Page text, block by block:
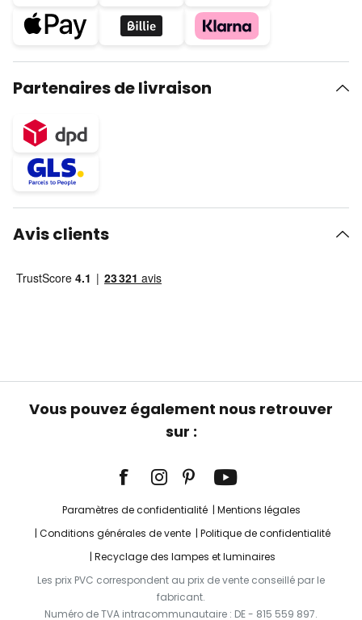
Partenaires de livraison
Avis clients
Vous pouvez également nous retrouver
sur :
Paramètres de confidentialité
Mentions légales
Conditions générales de vente
Politique de confidentialité
Recyclage des lampes et luminaires
Les prix PVC correspondent au prix de vente conseillé par le
fabricant.
Numéro de TVA intracommunautaire : DE - 815 559 897.